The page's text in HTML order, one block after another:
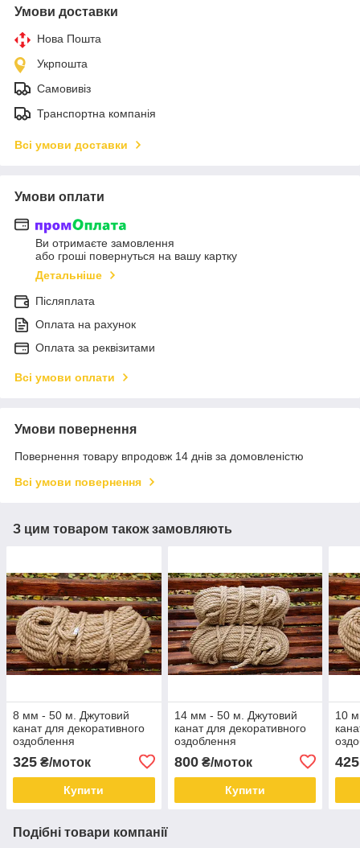
Умови доставки
Нова Пошта
Укрпошта
Самовивіз
Транспортна компанія
Всі умови доставки
Умови оплати
Ви отримаєте замовлення
або гроші повернуться на вашу картку
Детальніше
Післяплата
Оплата на рахунок
Оплата за реквізитами
Всі умови оплати
Умови повернення
Повернення товару впродовж 14 днів за домовленістю
Всі умови повернення
З цим товаром також замовляють
8 мм - 50 м. Джутовий
канат для декоративного
оздоблення
325 ₴/моток
Купити
14 мм - 50 м. Джутовий
канат для декоративного
оздоблення
800₴/моток
Купити
10
425
Подібні товари компанії